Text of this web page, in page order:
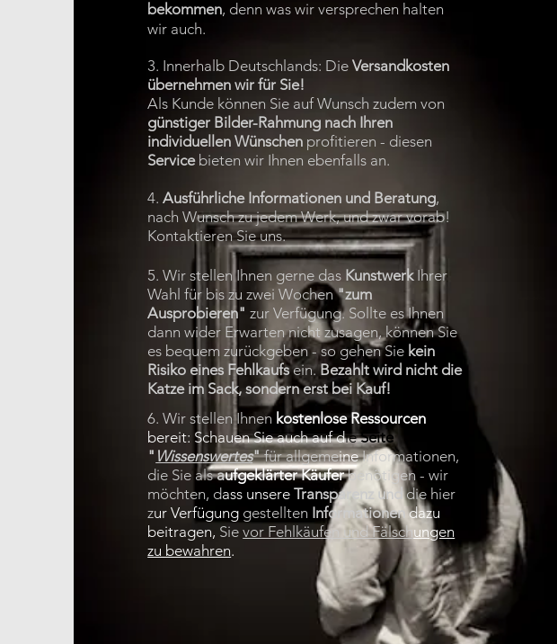
bekommen, denn was wir versprechen halten
wir auch.
3. Innerhalb Deutschlands: DieVersandkosten
übernehmen wir für Sie!
Als Kunde können Sie auf Wunsch zudem von
günstiger Bilder-Rahmung nach Ihren
individuellen Wünschen profitieren - diesen
Servicebieten wir Ihnen ebenfalls an.
4.Ausführliche Informationen und Beratung,
nachWunsch zujedem Werk, und zwar vorab!
Kontaktieren Sie uns.
5. Wir stellen Ihnen gerne das KunstwerkIhrer
Wahl für bis zu zwei Wochen"zum
Ausprobieren" zur Verfügung. Sollte es Ihnen
dann wider Erwarten nicht zusagen, können Sie
es bequem zurückgeben - so gehen Sie kein
Risiko eines Fehlkaufsein.Bezahlt wird nicht die
Katze im Sack, sondern erst bei Kauf!
6. Wir stellen Ihnen kostenlose Ressourcen
bereit: Schauen Sie auch auf dieSeite
" Wissenswertes"für allgemeineInformationen,
die Sie alsaufgeklärter Käuferbenötigen - wir
möchten, dass unsereTransparenz unddie hier
zur Verfügung gestellten Informationen dazu
beitragen, Sie vor Fehlkäufen und Fälsch ungen
zu bewahren.